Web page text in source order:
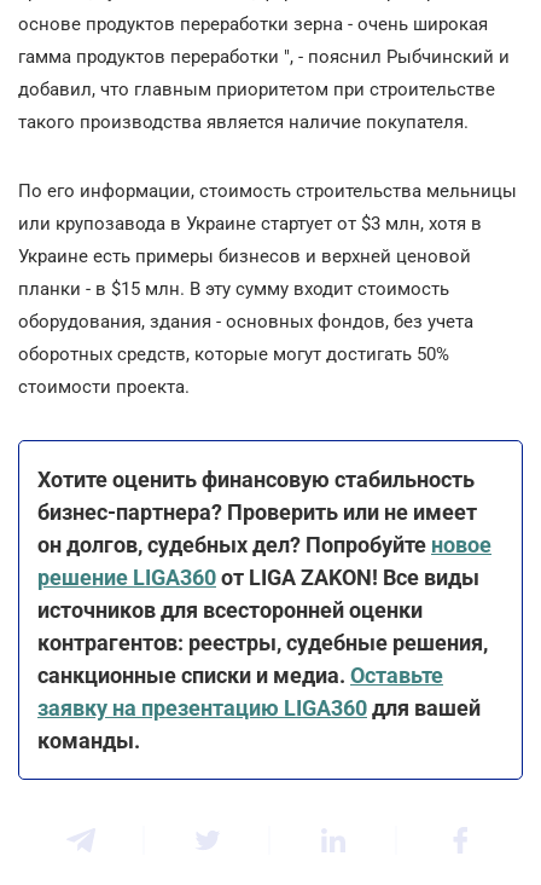
основе продуктов переработки зерна - очень широкая
гамма продуктов переработки ", - пояснил Рыбчинский и
добавил, что главным приоритетом при строительстве
такого производства является наличие покупателя.
По его информации, стоимость строительства мельницы
или крупозавода в Украине стартует от $3 млн, хотя в
Украине есть примеры бизнесов и верхней ценовой
планки - в $15 млн. В эту сумму входит стоимость
оборудования, здания - основных фондов, без учета
оборотных средств, которые могут достигать 50%
стоимости проекта.
Хотите оценить финансовую стабильность
бизнес-партнера? Проверить или не имеет
он долгов, судебных дел? Попробуйте новое
решение LIGA360от LIGA ZAKON! Все виды
источников для всесторонней оценки
контрагентов: реестры, судебные решения,
санкционные списки и медиа. Оставьте
заявку на презентацию LIGA360для вашей
команды.